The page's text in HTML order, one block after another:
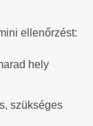
ellenőrzést:
hely
szükséges